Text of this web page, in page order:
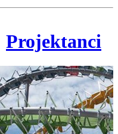
Projektanci